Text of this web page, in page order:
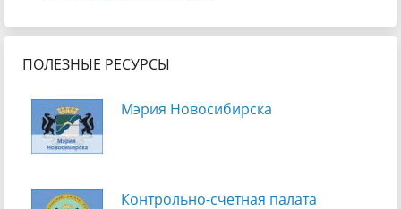
ПОЛЕЗНЫЕ РЕСУРСЫ
Мэрия Новосибирска
Контрольно-счетная палата